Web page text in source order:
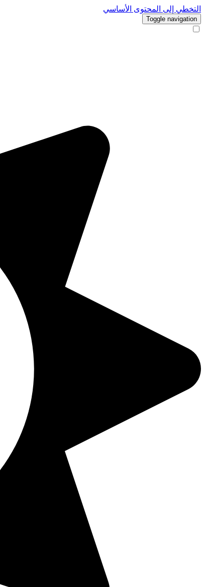
التخطي إلى المحتوى الأساسي
Toggle navigation